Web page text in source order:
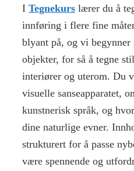
I Tegnekurs lærer du å
innføring i flere fine
blyant på, og vi begynner
objekter, for så å tegne
interiører og uterom. Du
visuelle sanseapparatet,
kunstnerisk språk, og
dine naturlige evner.
strukturert for å passe
være spennende og